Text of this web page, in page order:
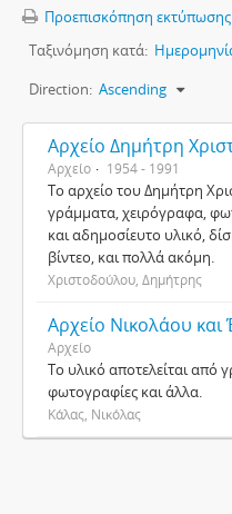
Προεπισκόπηση εκτύπωσης
Ταξινόμηση κατά:
Direction: Ascending
Αρχείο Δημήτρη
Αρχείο 1954 - 1991
Το αρχείο του Δημήτρη
γράμματα, χειρόγραφα,
και αδημοσίευτο υλικό,
βίντεο, και πολλά ακόμη.
Χριστοδούλου, Δημήτρης
Αρχείο Νικολάoυ και
Αρχείο
Το υλικό αποτελείται από
φωτογραφίες και άλλα.
Κάλας, Νικόλας